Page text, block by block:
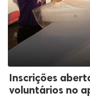
Inscrições
voluntários no